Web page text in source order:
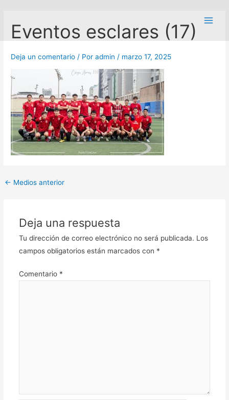
contenido
Eventos esclares (17)
Deja un comentario / Poradmin/ marzo 17, 2025
entradas
← Medios anterior
Deja una respuesta
Tu dirección de correo electrónico no será publicada. Los
campos obligatorios están marcados con *
Comentario *